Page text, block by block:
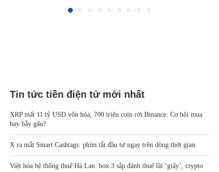
Tin tức tiền điện tử mới nhất
XRP mất 11 tỷ USD vốn hóa, 700 triệu coin rời Binance: Cơ hội mua
hay bẫy gấu?
X ra mắt Smart Cashtags: phím tắt đầu tư ngay trên dòng thời gian
Việt hóa hệ thống thuế Hà Lan: box 3 sắp đánh thuế lãi ‘giấy’, crypto